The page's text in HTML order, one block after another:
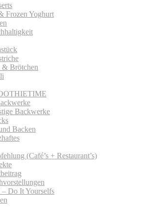
Frozen Yoghurt
& Brötchen
Backwerke
Backen
(Café’s + Restaurant’s)
Do It Yourselfs